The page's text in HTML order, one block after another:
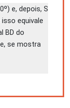
e, depois, S
equivale
BD do
se mostra